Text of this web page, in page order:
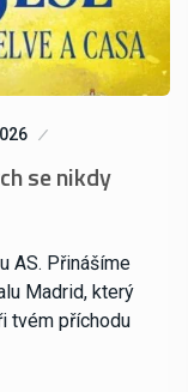
se nikdy
AS. Přinášíme
Madrid, který
tvém příchodu